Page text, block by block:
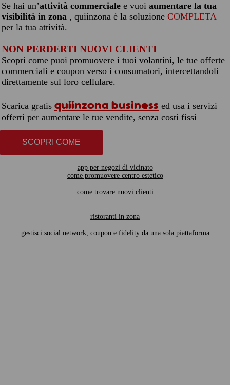
Se hai un’attività commerciale e vuoi aumentare la tua
visibilità in zona , quiinzona è la soluzione COMPLETA
per la tua attività.
NON PERDERTI NUOVI CLIENTI
Scopri come puoi promuovere i tuoi volantini, le tue offerte
commerciali e coupon verso i consumatori, intercettandoli
direttamente sul loro cellulare.
Scarica gratis quiinzona business ed usa i servizi
offerti per aumentare le tue vendite, senza costi fissi
SCOPRI COME
app per negozi di vicinato
come promuovere centro estetico
come trovare nuovi clienti
ristoranti in zona
gestisci social network, coupon e fidelity da una sola piattaforma